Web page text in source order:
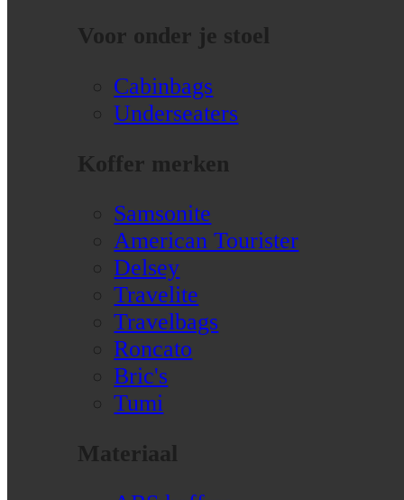
Voor onder je stoel
Cabinbags
Underseaters
Koffer merken
Samsonite
American Tourister
Delsey
Travelite
Travelbags
Roncato
Bric's
Tumi
Materiaal